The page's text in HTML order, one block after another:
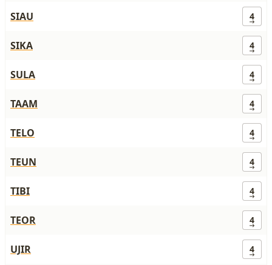
SIAU 4
SIKA 4
SULA 4
TAAM 4
TELO 4
TEUN 4
TIBI 4
TEOR 4
UJIR 4